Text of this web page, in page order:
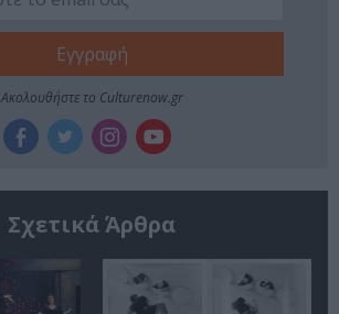
Ακολουθήστε το Culturenow.gr
Σχετικά Άρθρα